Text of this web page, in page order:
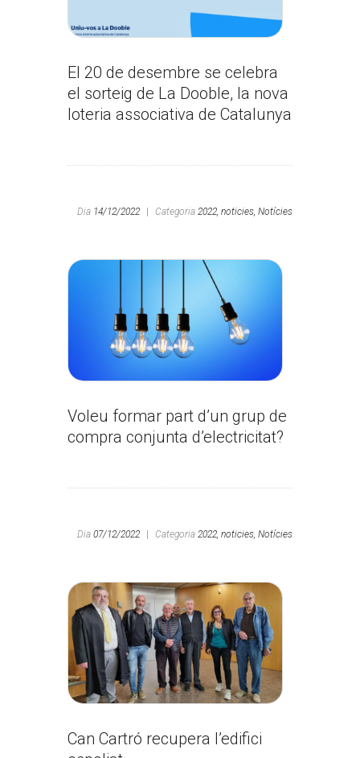
El 20 de desembre se celebra
el sorteig de La Dooble, la nova
loteria associativa de Catalunya
Dia 14/12/2022 Categoria 2022, noticies, Notícies
Voleu formar part d’un grup de
compra conjunta d’electricitat?
Dia 07/12/2022 Categoria 2022, noticies, Notícies
Can Cartró recupera l’edifici